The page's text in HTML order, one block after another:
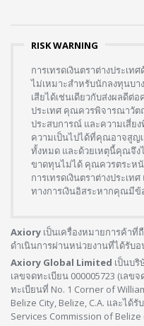
RISK WARNING
การเทรดเงินตราต่างประเ
ไม่เหมาะสำหรับนักลงทุนบาง
เสียได้เช่นเดียวกับส่งผลดีต่
ประเทศ คุณควรพิจารณาวัต
ประสบการณ์ และความเสี่ย
ความเป็นไปได้ที่คุณอาจสูญ
ทั้งหมด และด้วยเหตุนี้คุณจึ
ขาดทุนไม่ได้ คุณควรตระหนั
การเทรดเงินตราต่างประเ
ทางการเงินอิสระหากคุณมีข้
Axiory เป็นเครื่องหมายการค้าที่
ดำเนินการผ่านหน่วยงานที่ได้รับ
Axiory Global Limited เป็นบ
เลขจดทะเบียน 000005723 (เลข
ทะเบียนที่ No. 1 Corner of
Belize City, Belize, C.A. และได้
Services Commission of Belize